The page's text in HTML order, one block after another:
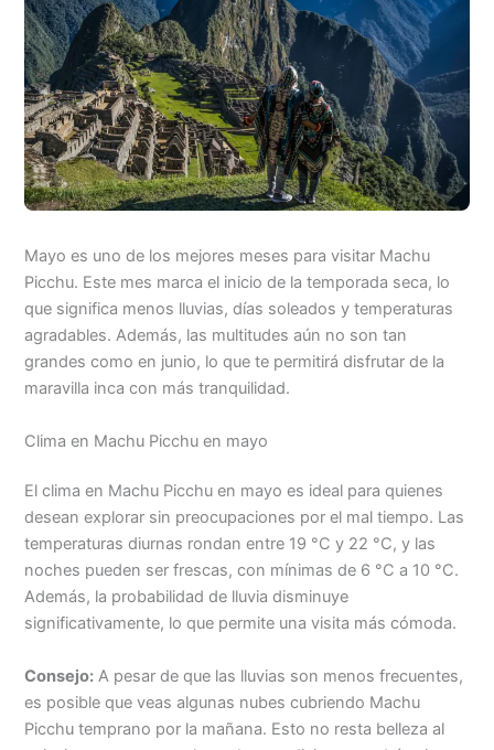
Mayo es uno de los mejores meses para visitar Machu
Picchu. Este mes marca el inicio de la temporada seca, lo
que significa menos lluvias, días soleados y temperaturas
agradables. Además, las multitudes aún no son tan
grandes como en junio, lo que te permitirá disfrutar de la
maravilla inca con más tranquilidad.
Clima en Machu Picchu en mayo
El clima en Machu Picchu en mayo es ideal para quienes
desean explorar sin preocupaciones por el mal tiempo. Las
temperaturas diurnas rondan entre 19 °C y 22 °C, y las
noches pueden ser frescas, con mínimas de 6 °C a 10 °C.
Además, la probabilidad de lluvia disminuye
significativamente, lo que permite una visita más cómoda.
Consejo: A pesar de que las lluvias son menos frecuentes,
es posible que veas algunas nubes cubriendo Machu
Picchu temprano por la mañana. Esto no resta belleza al